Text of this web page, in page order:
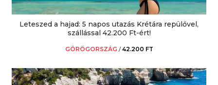
Leteszed a hajad: 5 napos utazás Krétára repülővel,
szállással 42.200 Ft-ért!
GÖRÖGORSZÁG /42.200 FT